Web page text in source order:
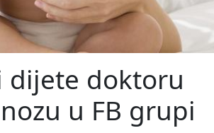
dijete doktoru
u FB grupi